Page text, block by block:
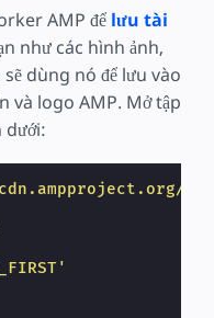
AMP để lưu tài
như các hình ảnh,
dùng nó để lưu vào
và logo AMP. Mở tập
dưới: